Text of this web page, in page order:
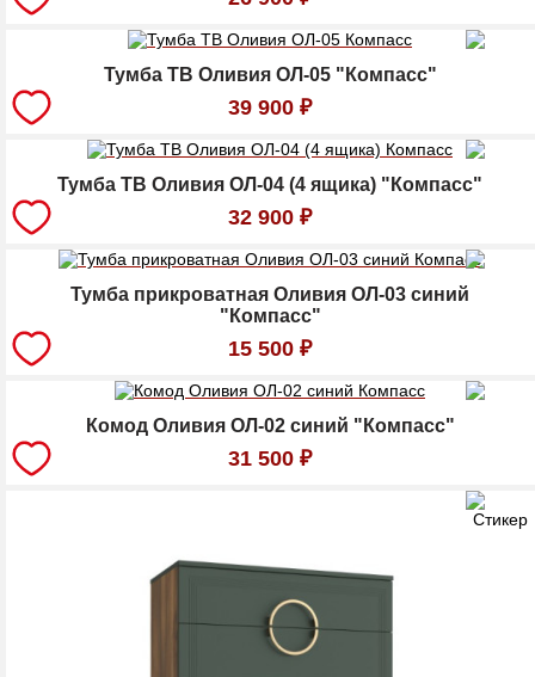
Тумба ТВ Оливия ОЛ-05 "Компасс"
39 900 ₽
Тумба ТВ Оливия ОЛ-04 (4 ящика) "Компасс"
32 900 ₽
Тумба прикроватная Оливия ОЛ-03 синий
"Компасс"
15 500 ₽
Комод Оливия ОЛ-02 синий "Компасс"
31 500 ₽